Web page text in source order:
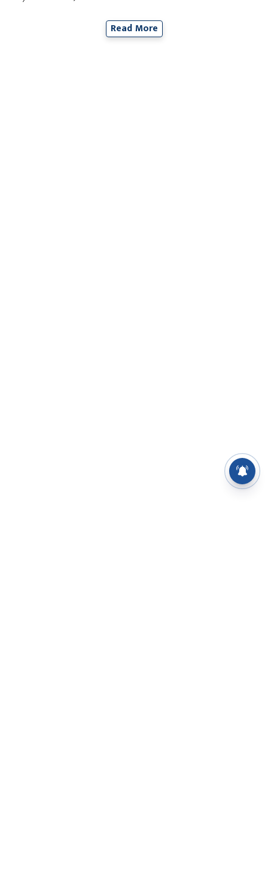
Read More